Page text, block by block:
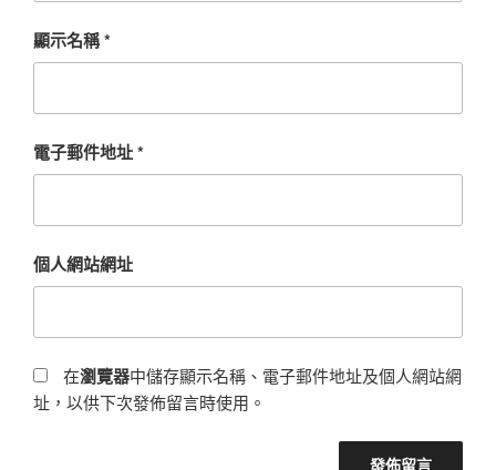
顯示名稱*
電子郵件地址*
個人網站網址
在瀏覽器中儲存顯示名稱、電子郵件地址及個人網站網
址，以供下次發佈留言時使用。